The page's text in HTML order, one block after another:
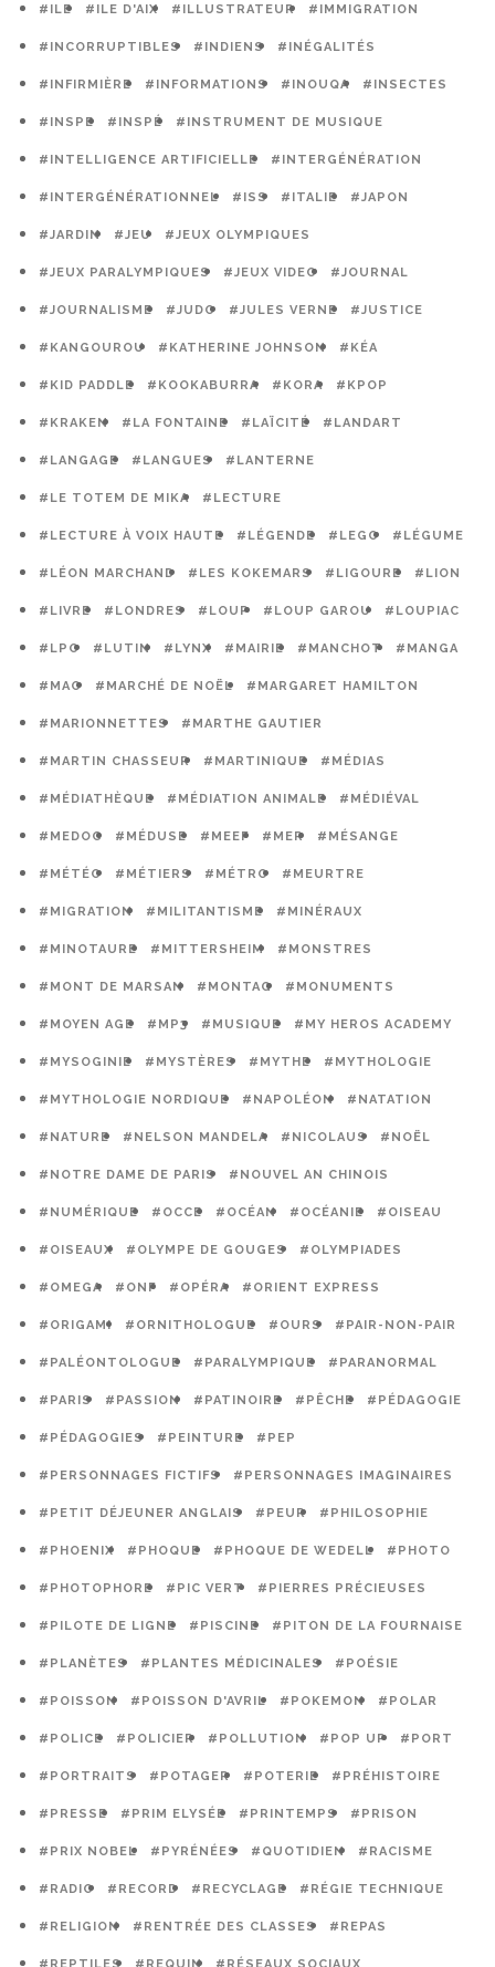
#ILE #ILE D'AIX #ILLUSTRATEUR #IMMIGRATION
#INCORRUPTIBLES #INDIENS #INÉGALITÉS
#INFIRMIÈRE #INFORMATIONS #INOUQA #INSECTES
#INSPE #INSPÉ #INSTRUMENT DE MUSIQUE
#INTELLIGENCE ARTIFICIELLE #INTERGÉNÉRATION
#INTERGÉNÉRATIONNEL #ISS #ITALIE #JAPON
#JARDIN #JEU #JEUX OLYMPIQUES
#JEUX PARALYMPIQUES #JEUX VIDEO #JOURNAL
#JOURNALISME #JUDO #JULES VERNE #JUSTICE
#KANGOUROU #KATHERINE JOHNSON #KÉA
#KID PADDLE #KOOKABURRA #KORA #KPOP
#KRAKEN #LA FONTAINE #LAÏCITÉ #LANDART
#LANGAGE #LANGUES #LANTERNE
#LE TOTEM DE MIKA #LECTURE
#LECTURE À VOIX HAUTE #LÉGENDE #LEGO #LÉGUME
#LÉON MARCHAND #LES KOKEMARS #LIGOURE #LION
#LIVRE #LONDRES #LOUP #LOUP GAROU #LOUPIAC
#LPO #LUTIN #LYNX #MAIRIE #MANCHOT #MANGA
#MAO #MARCHÉ DE NOËL #MARGARET HAMILTON
#MARIONNETTES #MARTHE GAUTIER
#MARTIN CHASSEUR #MARTINIQUE #MÉDIAS
#MÉDIATHÈQUE #MÉDIATION ANIMALE #MÉDIÉVAL
#MEDOC #MÉDUSE #MEEF #MER #MÉSANGE
#MÉTÉO #MÉTIERS #MÉTRO #MEURTRE
#MIGRATION #MILITANTISME #MINÉRAUX
#MINOTAURE #MITTERSHEIM #MONSTRES
#MONT DE MARSAN #MONTAG #MONUMENTS
#MOYEN AGE #MP3 #MUSIQUE #MY HEROS ACADEMY
#MYSOGINIE #MYSTÈRES #MYTHE #MYTHOLOGIE
#MYTHOLOGIE NORDIQUE #NAPOLÉON #NATATION
#NATURE #NELSON MANDELA #NICOLAUS #NOËL
#NOTRE DAME DE PARIS #NOUVEL AN CHINOIS
#NUMÉRIQUE #OCCE #OCÉAN #OCÉANIE #OISEAU
#OISEAUX #OLYMPE DE GOUGES #OLYMPIADES
#OMEGA #ONF #OPÉRA #ORIENT EXPRESS
#ORIGAMI #ORNITHOLOGUE #OURS #PAIR-NON-PAIR
#PALÉONTOLOGUE #PARALYMPIQUE #PARANORMAL
#PARIS #PASSION #PATINOIRE #PÊCHE #PÉDAGOGIE
#PÉDAGOGIES #PEINTURE #PEP
#PERSONNAGES FICTIFS #PERSONNAGES IMAGINAIRES
#PETIT DÉJEUNER ANGLAIS #PEUR #PHILOSOPHIE
#PHOENIX #PHOQUE #PHOQUE DE WEDELL #PHOTO
#PHOTOPHORE #PIC VERT #PIERRES PRÉCIEUSES
#PILOTE DE LIGNE #PISCINE #PITON DE LA FOURNAISE
#PLANÈTES #PLANTES MÉDICINALES #POÉSIE
#POISSON #POISSON D'AVRIL #POKEMON #POLAR
#POLICE #POLICIER #POLLUTION #POP UP #PORT
#PORTRAITS #POTAGER #POTERIE #PRÉHISTOIRE
#PRESSE #PRIM ELYSÉE #PRINTEMPS #PRISON
#PRIX NOBEL #PYRÉNÉES #QUOTIDIEN #RACISME
#RADIO #RECORD #RECYCLAGE #RÉGIE TECHNIQUE
#RELIGION #RENTRÉE DES CLASSES #REPAS